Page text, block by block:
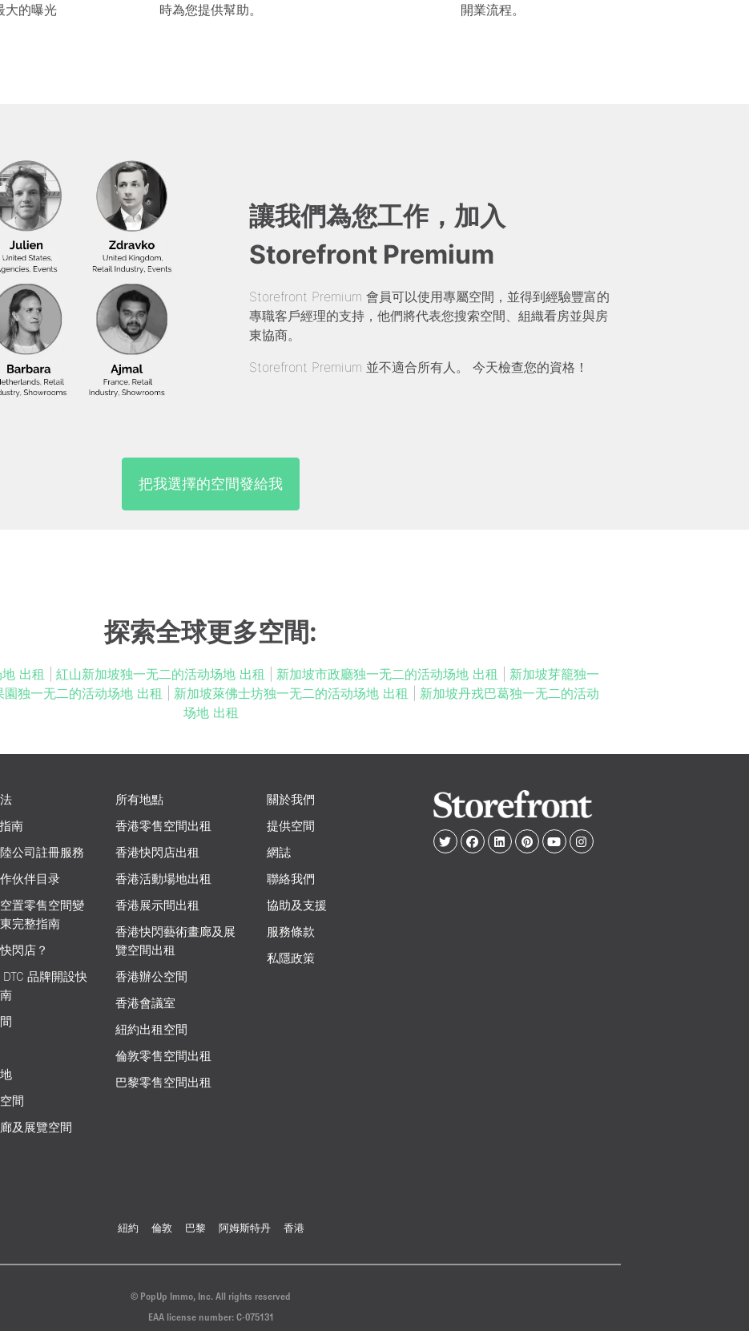
大的曝光
時為您提供幫助。
開業流程。
讓我們為您工作，加入
Storefront Premium
Storefront Premium 會員可以使用專屬空間，並得到經驗豐富的
專職客戶經理的支持，他們將代表您搜索空間、組織看房並與房
東協商。
Storefront Premium 並不適合所有人。 今天檢查您的資格！
把我選擇的空間發給我
探索全球更多空間:
出租 紅山新加坡独一无二的活动场地 出租 新加坡市政廳独一无二的活动场地 出租
新加坡芽籠独一
園独一无二的活动场地 出租 新加坡萊佛士坊独一无二的活动场地 出租
新加坡丹戎巴葛独一无二的活动
场地 出租
南
公司註冊服務
伙伴目录
置零售空間變
完整指南
閃店？
品牌開設快
間
及展覽空間
所有地點
香港零售空間出租
香港快閃店出租
香港活動場地出租
香港展示間出租
香港快閃藝術畫廊及展
覽空間出租
香港辦公空間
香港會議室
紐約出租空間
倫敦零售空間出租
巴黎零售空間出租
關於我們
提供空間
網誌
聯絡我們
協助及支援
服務條款
私隱政策
紐約 倫敦 巴黎 阿姆斯特丹 香港
© PopUp Immo, Inc. All rights reserved
EAA license number: C-075131